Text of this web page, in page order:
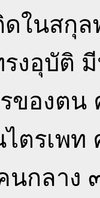
ดในสกุ
รงอุบัติ
ของตน
ไตรเพ
นกลาง